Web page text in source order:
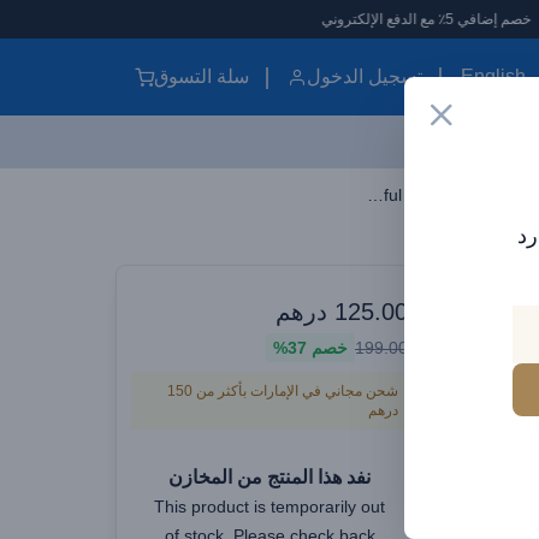
English تسجيل الدخول سلة التسوق
125.00 درهم
199.00 خصم 37%
شحن مجاني في الإمارات بأكثر من 150
درهم
نفد هذا المنتج من المخازن
This product is temporarily out